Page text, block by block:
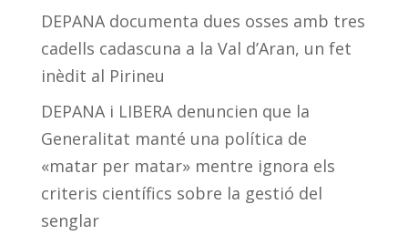
DEPANA documenta dues osses amb tres
cadells cadascuna a la Val d’Aran, un fet
inèdit al Pirineu
DEPANA i LIBERA denuncien que la
Generalitat manté una política de
«matar per matar» mentre ignora els
criteris científics sobre la gestió del
senglar